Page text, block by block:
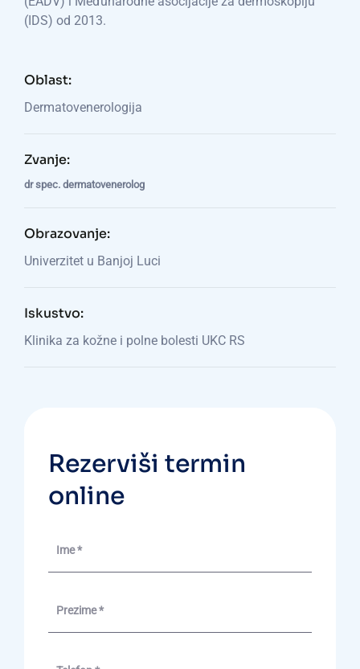
(IDS) od 2013.
Oblast:
Dermatovenerologija
Zvanje:
dr spec. dermatovenerolog
Obrazovanje:
Univerzitet u Banjoj Luci
Iskustvo:
Klinika za kožne i polne bolesti UKC RS
Rezerviši termin
online